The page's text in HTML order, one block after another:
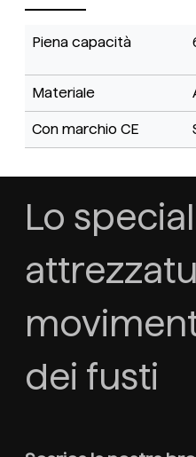
Piena capacità
Materiale
Con marchio CE
Lo
dei fusti